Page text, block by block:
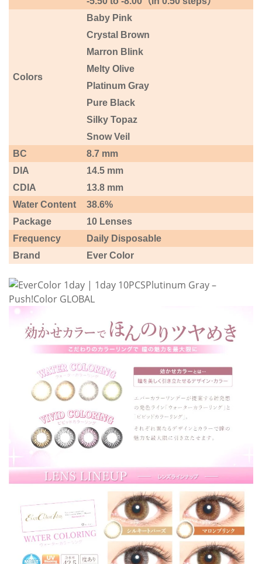
Colors
Baby Pink
Crystal Brown
Marron Blink
Melty Olive
Platinum Gray
Pure Black
Silky Topaz
Snow Veil
BC
8.7 mm
DIA
CDIA
14.5 mm
13.8 mm
Water Content
38.6%
Package
10 Lenses
Frequency
Daily Disposable
Brand
Ever Color